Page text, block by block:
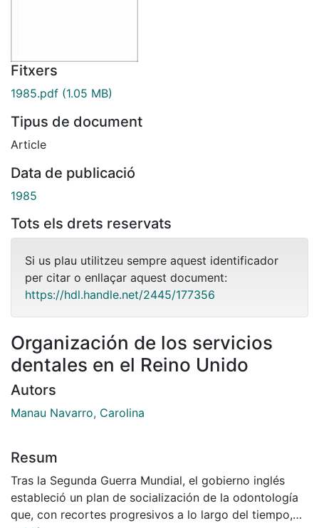
Fitxers
1985.pdf (1.05 MB)
Tipus de document
Article
Data de publicació
1985
Tots els drets reservats
Si us plau utilitzeu sempre aquest identificador
per citar o enllaçar aquest document:
https://hdl.handle.net/2445/177356
Organización de los servicios
dentales en el Reino Unido
Autors
Manau Navarro, Carolina
Resum
Tras la Segunda Guerra Mundial, el gobierno inglés
estableció un plan de socialización de la odontología
que, con recortes progresivos a lo largo del tiempo,